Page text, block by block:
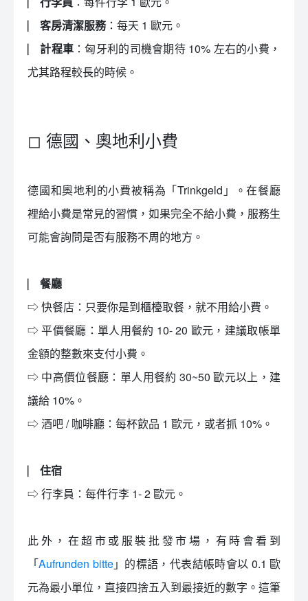
⎸ 客房清潔服務：每天 1 歐元。
⎸ 計程車 ：匈牙利的司機會期待 10% 左右的小費，
尤其路程較長的時候。
◻ 德國、奧地利小費
德國和奧地利的小費被稱為「Trinkgeld」。在餐廳
裡給小費是常見的習慣，如果完全不給小費，服務生
可能會詢問是否有服務不周的地方。
⎸ 餐廳
⇨ 快餐店：只要你是到櫃檯取餐，就不用給小費。
⇨ 平價餐廳：單人用餐約 10- 20 歐元，建議取帳單
金額的整數來支付小費。
⇨ 中高價位餐廳：單人用餐約 30~50 歐元以上，建
議給 10%。
⇨ 酒吧 / 咖啡廳：每杯飲品 1 歐元，或者抓 10%。
⎸ 住宿
⇨ 行李員：每件行李 1- 2 歐元。
此外，在超市或服裝批發市場，有時會看到
「Aufrunden bitte」的標語，代表結帳時會以 0.1 歐
元為最小單位，直接四捨五入到最接近的數字。這筆